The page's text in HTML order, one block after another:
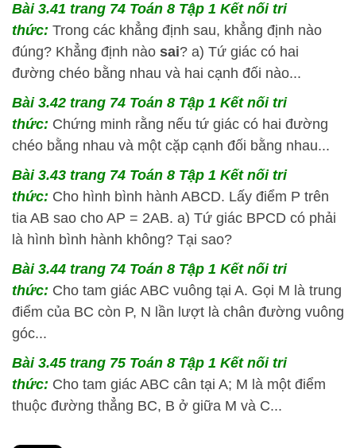
Bài 3.41 trang 74 Toán 8 Tập 1 Kết nối tri
thức: Trong các khẳng định sau, khẳng định nào
đúng? Khẳng định nào sai? a) Tứ giác có hai
đường chéo bằng nhau và hai cạnh đối nào...
Bài 3.42 trang 74 Toán 8 Tập 1 Kết nối tri
thức: Chứng minh rằng nếu tứ giác có hai đường
chéo bằng nhau và một cặp cạnh đối bằng nhau...
Bài 3.43 trang 74 Toán 8 Tập 1 Kết nối tri
thức: Cho hình bình hành ABCD. Lấy điểm P trên
tia AB sao cho AP = 2AB. a) Tứ giác BPCD có phải
là hình bình hành không? Tại sao?
Bài 3.44 trang 74 Toán 8 Tập 1 Kết nối tri
thức: Cho tam giác ABC vuông tại A. Gọi M là trung
điểm của BC còn P, N lần lượt là chân đường vuông
góc...
Bài 3.45 trang 75 Toán 8 Tập 1 Kết nối tri
thức: Cho tam giác ABC cân tại A; M là một điểm
thuộc đường thẳng BC, B ở giữa M và C...